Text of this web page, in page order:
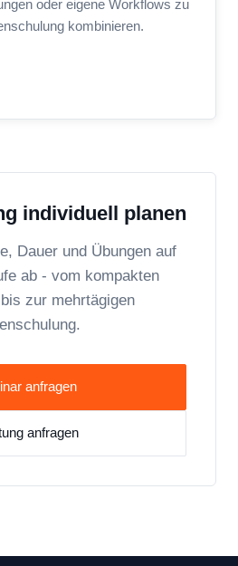
oder eigene Workflows zu
kombinieren.
individuell planen
Dauer und Übungen auf
ab - vom kompakten
zur mehrtägigen
anfragen
anfragen